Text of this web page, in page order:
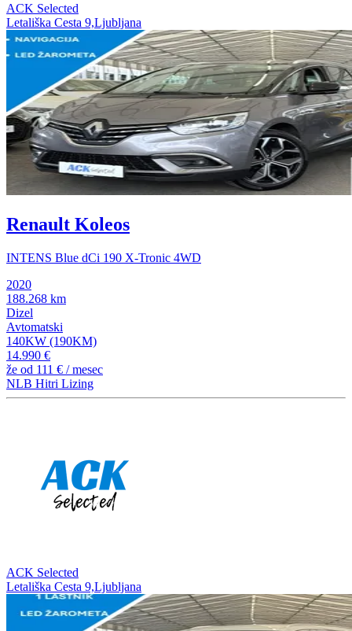
ACK Selected
Letališka Cesta 9,Ljubljana
Renault Koleos
INTENS Blue dCi 190 X-Tronic 4WD
2020
188.268 km
Dizel
Avtomatski
140KW (190KM)
14.990 €
že od 111 € / mesec
NLB Hitri Lizing
ACK Selected
Letališka Cesta 9,Ljubljana